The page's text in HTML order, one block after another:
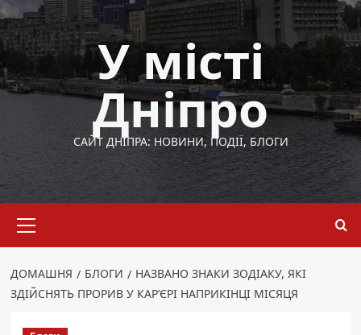
Перейти
до
вмісту
У місті
Дніпро
САЙТ ДНІПРА: НОВИНИ, ПОДІЇ, БЛОГИ
меню
ДОМАШНЯ БЛОГИ
НАЗВАНО ЗНАКИ ЗОДІАКУ, ЯКІ
ЗДІЙСНЯТЬ ПРОРИВ У КАР’ЄРІ НАПРИКІНЦІ МІСЯЦЯ